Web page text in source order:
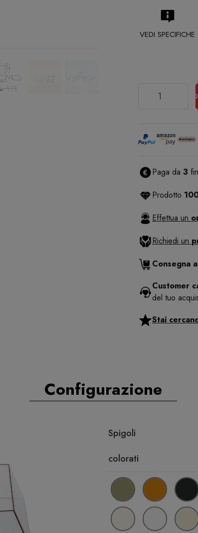
VEDI SPECIFICHE
Paga da 3
Prodotto
Effettua un
Richiedi un
Consegna
Customer
del tuo
Stai
Configurazione
Spigoli
colorati